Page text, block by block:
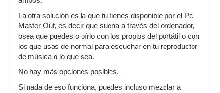
La otra solución es la que tu tienes disponible por el Pc
Master Out, es decir que suena a través del ordenador,
osea que puedes o oírlo con los propios del portátil o con
los que usas de normal para escuchar en tu reproductor
de música o lo que sea.
No hay más opciones posibles.
Si nada de eso funciona, puedes incluso mezclar a